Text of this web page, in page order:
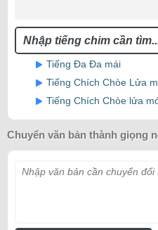
Tiếng Đa Đa mái
Tiếng Chích Chòe Lửa
Tiếng Chích Chòe lửa
Chuyển văn bản thành giọng
Nhập văn bản cần chuyển đổi